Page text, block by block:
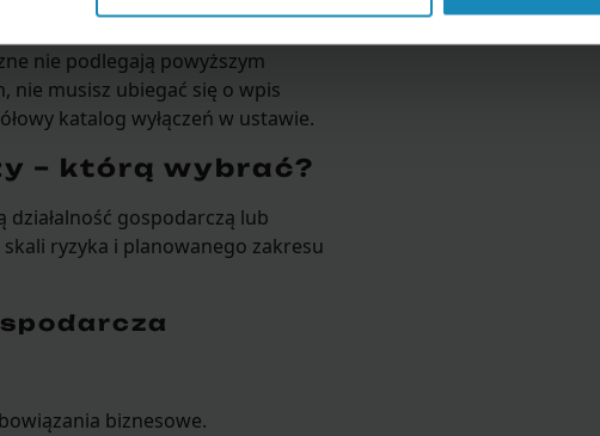
nie podlegają powyższym
nie musisz ubiegać się o wpis
katalog wyłączeń w ustawie.
– którą wybrać?
gospodarczą lub
ryzyka i planowanego zakresu
biznesowe.